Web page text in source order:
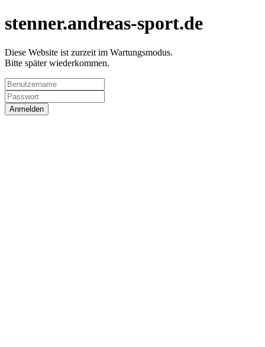
stenner.andreas-sport.de
Diese Website ist zurzeit im Wartungsmodus.
Bitte später wiederkommen.